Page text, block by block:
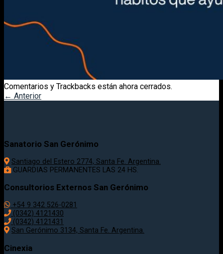
Comentarios y Trackbacks están ahora cerrados.
← Anterior
Sanatorio San Gerónimo
Santiago del Estero 2774, Santa Fe. Argentina.
GUARDIAS PERMANENTES LAS 24 HS.
Consultorios Externos San Gerónimo
+54 9 342 526-0281
(0342) 4121430
(0342) 4121431
San Gerónimo 3134, Santa Fe. Argentina.
Cinexia